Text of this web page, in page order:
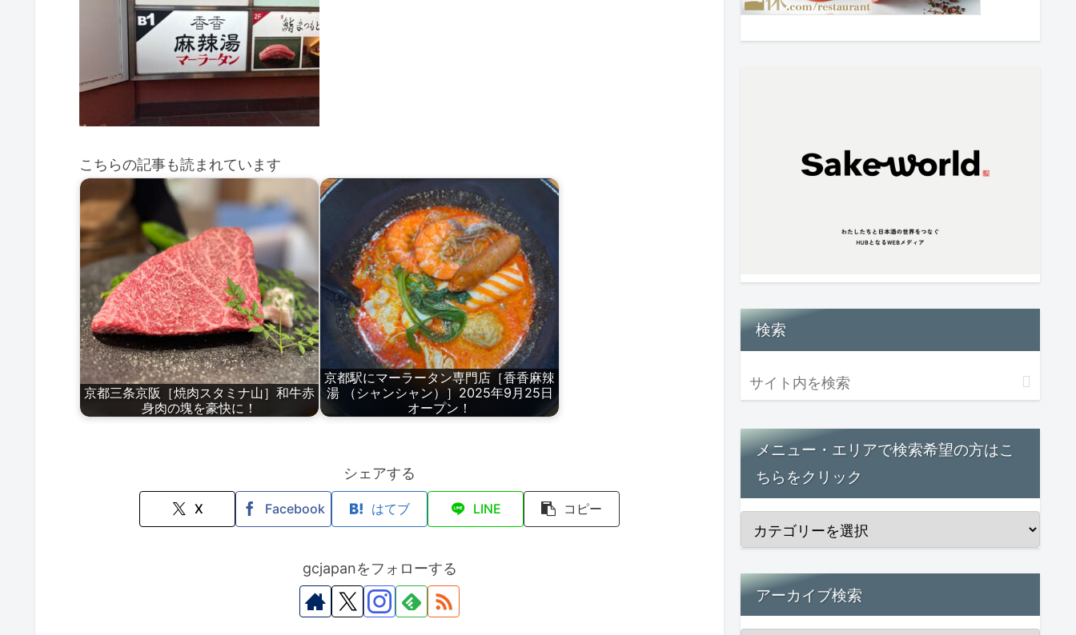
こちらの記事も読まれています
京都三条京阪［焼肉スタミナ山］和牛赤
身肉の塊を豪快に！
京都駅にマーラータン専門店［香香麻辣
湯 （シャンシャン）］2025年9月25日
オープン！
シェアする
X Facebook はてブ LINE コピー
gcjapanをフォローする
検索
メニュー・エリアで検索希望の方はこ
ちらをクリック
アーカイブ検索